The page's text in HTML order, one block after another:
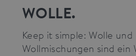
WOLLE.
Keep it simple: Wolle und
Wollmischungen sind ein